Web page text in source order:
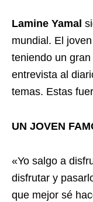
Lamine Yamal
mundial. El
teniendo un
entrevista al
temas. Estas
UN JOVEN
«Yo salgo a
disfrutar y
que mejor sé